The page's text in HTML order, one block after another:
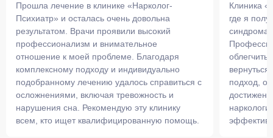
Прошла лечение в клинике «Нарколог-
Психиатр» и осталась очень довольна
результатом. Врачи проявили высокий
профессионализм и внимательное
отношение к моей проблеме. Благодаря
комплексному подходу и индивидуально
подобранному лечению удалось справиться с
осложнениями, включая тревожность и
нарушения сна. Рекомендую эту клинику
всем, кто ищет квалифицированную помощь.
Клиника
где я
синдрома
подход,